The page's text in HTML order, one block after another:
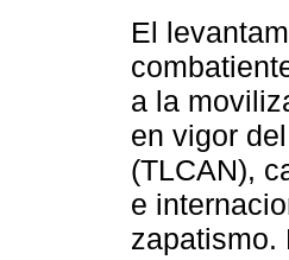
El
a la
en vigor
(TLCAN),
e
zapatismo.